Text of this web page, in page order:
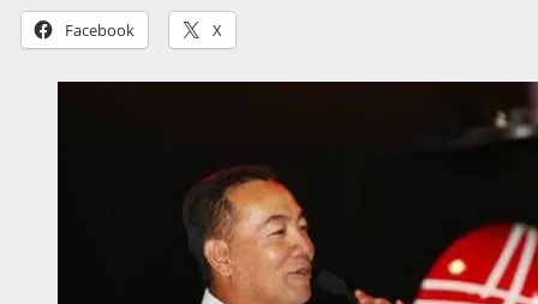
Facebook X